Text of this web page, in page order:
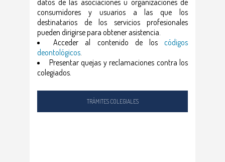
datos de las asociaciones u organizaciones de
consumidores y usuarios a las que los
destinatarios de los servicios profesionales
pueden dirigirse para obtener asistencia.
Acceder al contenido de loscódigos
deontológicos.
Presentar quejas y reclamaciones contra los
colegiados.
TRÁMITES COLEGIALES